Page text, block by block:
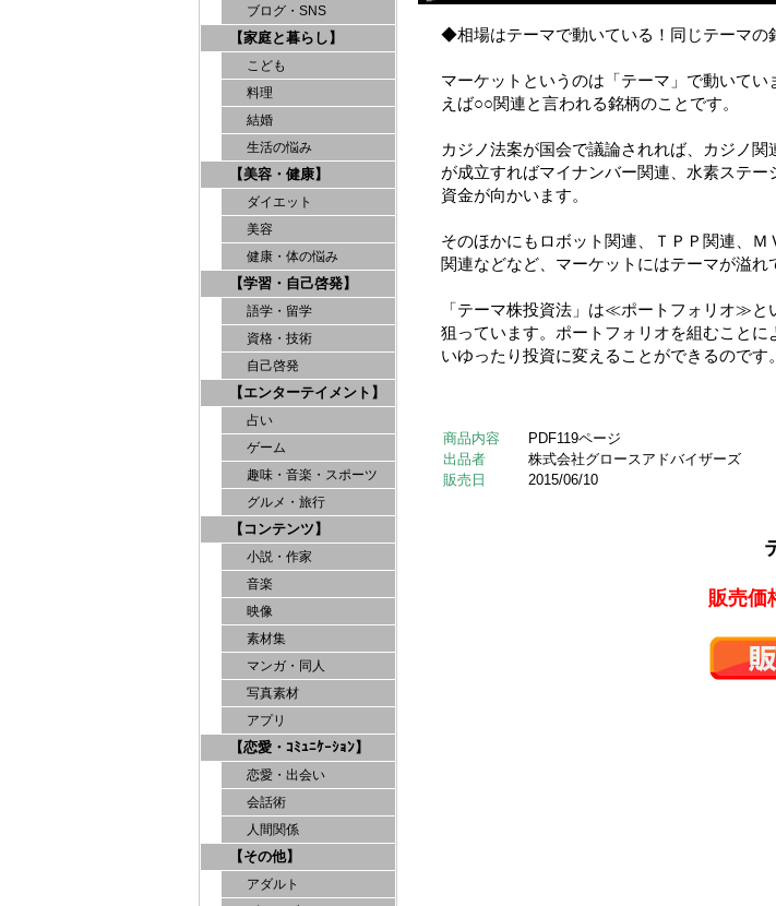
ブログ・SNS
【家庭と暮らし】
こども
料理
結婚
生活の悩み
【美容・健康】
ダイエット
美容
健康・体の悩み
【学習・自己啓発】
語学・留学
資格・技術
自己啓発
【エンターテイメント】
占い
ゲーム
趣味・音楽・スポーツ
グルメ・旅行
【コンテンツ】
小説・作家
音楽
映像
素材集
マンガ・同人
写真素材
アプリ
【恋愛・ｺﾐｭﾆｹｰｼｮﾝ】
恋愛・出会い
会話術
人間関係
【その他】
アダルト
◆相場はテーマで動いている！同じテーマの
マーケットというのは「テーマ」で動いて
えば○○関連と言われる銘柄のことです。
カジノ法案が国会で議論されれば、カジノ
が成立すればマイナンバー関連、水素ステ
資金が向かいます。
そのほかにもロボット関連、ＴＰＰ関連、
関連などなど、マーケットにはテーマが溢れ
「テーマ株投資法」は≪ポートフォリオ≫と
狙っています。ポートフォリオを組むこと
いゆったり投資に変えることができるのです。
商品内容
PDF119ページ
出品者
株式会社グロースアドバイザーズ
販売日
2015/06/10
販売価